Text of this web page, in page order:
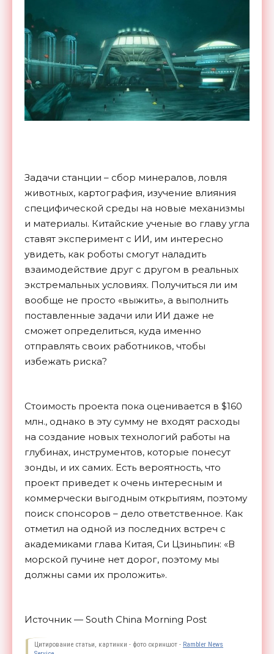
Задачи станции – сбор минералов, ловля
животных, картография, изучение влияния
специфической среды на новые механизмы
и материалы. Китайские ученые во главу угла
ставят эксперимент с ИИ, им интересно
увидеть, как роботы смогут наладить
взаимодействие друг с другом в реальных
экстремальных условиях. Получиться ли им
вообще не просто «выжить», а выполнить
поставленные задачи или ИИ даже не
сможет определиться, куда именно
отправлять своих работников, чтобы
избежать риска?
Стоимость проекта пока оценивается в $160
млн., однако в эту сумму не входят расходы
на создание новых технологий работы на
глубинах, инструментов, которые понесут
зонды, и их самих. Есть вероятность, что
проект приведет к очень интересным и
коммерчески выгодным открытиям, поэтому
поиск спонсоров – дело ответственное. Как
отметил на одной из последних встреч с
академиками глава Китая, Си Цзиньпин: «В
морской пучине нет дорог, поэтому мы
должны сами их проложить».
Источник — South China Morning Post
Цитирование статьи, картинки - фото скриншот - Rambler News